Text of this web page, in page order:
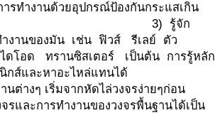
รทำงานด้วยอุปกรณ์ป้องกันกระแสเกิน
รู้จัก
ำงานของมัน เช่น ฟิวส์ รีเลย์ ตัว
ดโอด ทรานซิสเตอร์ เป็นต้น การรู้หลัก
เล็กทรอนิกส์และหาอะไหล่แทนได้
กหัดไล่วงจรง่ายๆก่อน
รและการทำงานของวงจรพื้นฐานได้เป็น